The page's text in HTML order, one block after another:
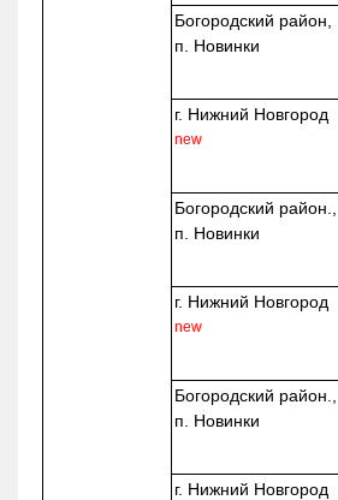
Богородский район,
п. Новинки
г. Нижний Новгород
new
Богородский район.,
п. Новинки
г. Нижний Новгород
new
Богородский район.,
п. Новинки
г. Нижний Новгород